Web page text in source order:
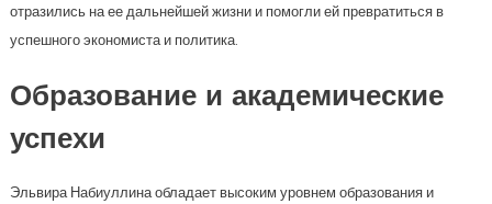
отразились на ее дальнейшей жизни и помогли ей превратиться в
успешного экономиста и политика.
Образование и академические
успехи
Эльвира Набиуллина обладает высоким уровнем образования и